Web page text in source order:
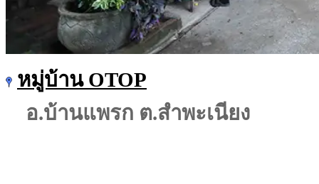
หมู่บ้าน OTOP
อ.บ้านแพรก ต.สำพะเนียง